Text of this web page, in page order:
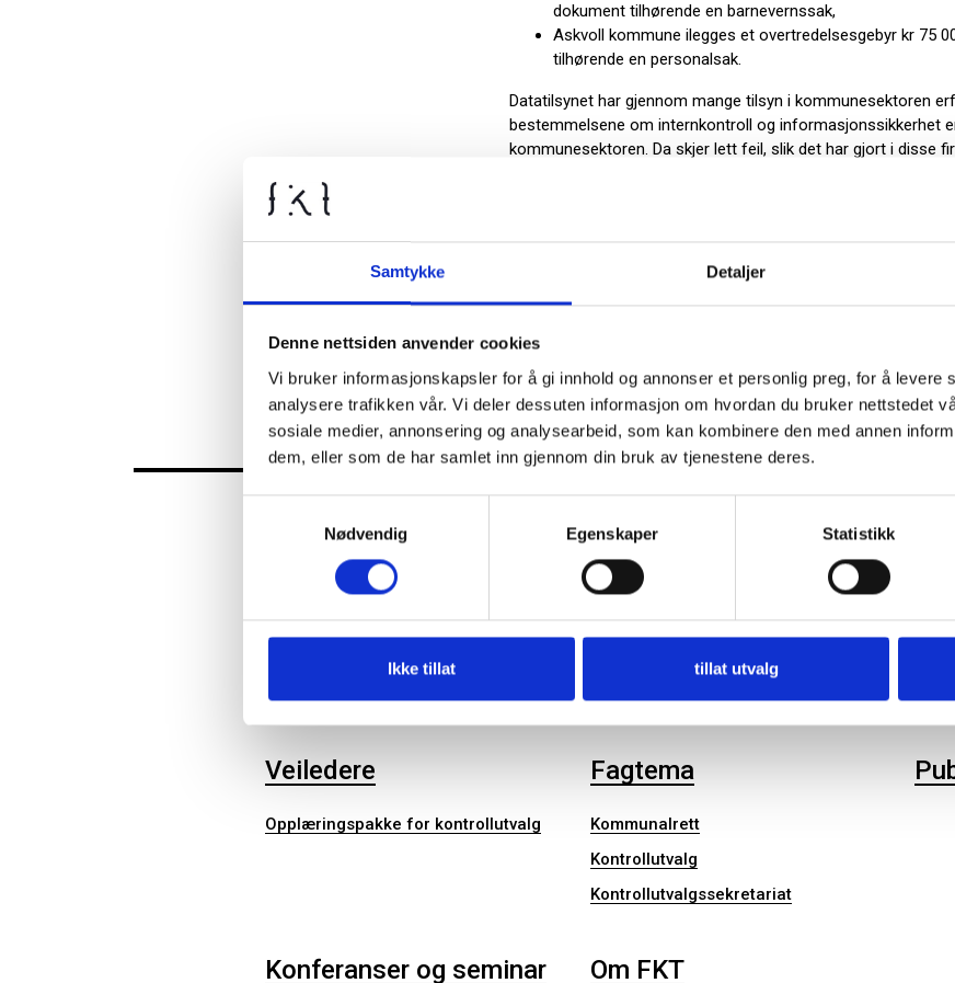
Samtykke Detaljer
Denne nettsiden anvender cookies
Vi bruker informasjonskapsler for å gi innhold og annonser et personlig preg, for å levere
analysere trafikken vår. Vi deler dessuten informasjon om hvordan du bruker nettstedet
sosiale medier, annonsering og analysearbeid, som kan kombinere den med annen
dem, eller som de har samlet inn gjennom din bruk av tjenestene deres.
Nødvendig
Egenskaper Statistikk
Ikke tillat tillat utvalg
dokument tilhørende en barnevernssak,
Askvoll kommune ilegges et overtredelsesgebyr kr 75
tilhørende en personalsak.
Datatilsynet har gjennom mange tilsyn i kommunesektoren
bestemmelsene om internkontrollog informasjonssikkerhet
kommunesektoren. Da skjer lett feil, slik det har gjort i disse
Datatilsynet oppfordrer kommuner og andre offentlige
postlister som verner mot søk fra eksterne søkemotorer.
og dermed også konsekvensen av feilpubliseringer.
Les hele saken og de enkelte gebyrvedtakene på
Kontrollutvalget
Veiledere
Opplæringspakke for kontrollutvalg
Fagtema
Kommunalrett
Kontrollutvalg
Kontrollutvalgssekretariat
Konferanser og seminar Om FKT